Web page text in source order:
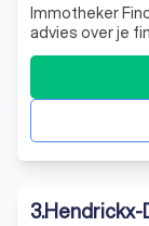
Immotheker
advies over je
de toekomst,
alles wat je
naar het
3.Hendrickx-